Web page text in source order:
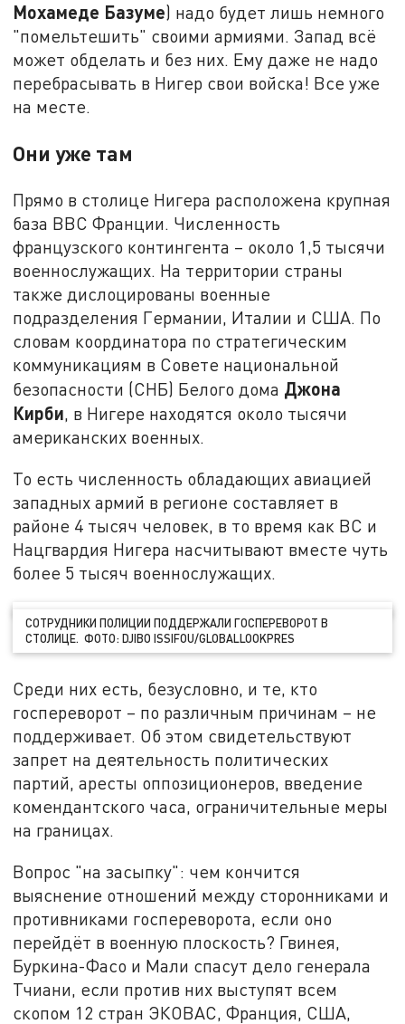
Мохамеде Базуме) надо будет лишь немного
"помельтешить" своими армиями. Запад всё
может обделать и без них. Ему даже не надо
перебрасывать в Нигер свои войска! Все уже
на месте.
Они уже там
Прямо в столице Нигера расположена крупная
база ВВС Франции. Численность
французского контингента – около 1,5 тысячи
военнослужащих. На территории страны
также дислоцированы военные
подразделения Германии, Италии и США. По
словам координатора по стратегическим
коммуникациям в Совете национальной
безопасности (СНБ) Белого дома Джона
Кирби, в Нигере находятся около тысячи
американских военных.
То есть численность обладающих авиацией
западных армий в регионе составляет в
районе 4 тысяч человек, в то время как ВС и
Нацгвардия Нигера насчитывают вместе чуть
более 5 тысяч военнослужащих.
СОТРУДНИКИ ПОЛИЦИИ ПОДДЕРЖАЛИ ГОСПЕРЕВОРОТ В
СТОЛИЦЕ. ФОТО: DJIBO ISSIFOU/GLOBALLOOKPRES
Среди них есть, безусловно, и те, кто
госпереворот – по различным причинам – не
поддерживает. Об этом свидетельствуют
запрет на деятельность политических
партий, аресты оппозиционеров, введение
комендантского часа, ограничительные меры
на границах.
Вопрос "на засыпку": чем кончится
выяснение отношений между сторонниками и
противниками госпереворота, если оно
перейдёт в военную плоскость? Гвинея,
Буркина-Фасо и Мали спасут дело генерала
Тчиани, если против них выступят всем
скопом 12 стран ЭКОВАС, Франция, США,